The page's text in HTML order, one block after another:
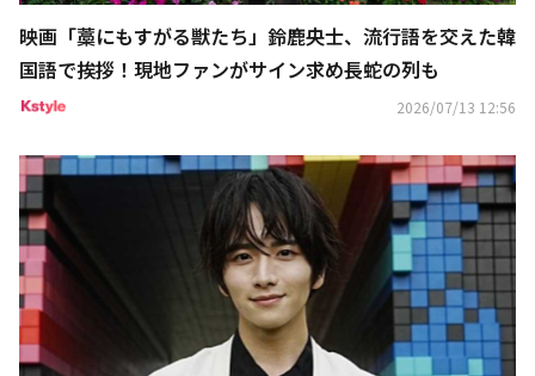
映画「藁にもすがる獣たち」鈴鹿央士、流行語を交えた韓
国語で挨拶！現地ファンがサイン求め長蛇の列も
2026/07/13 12:56